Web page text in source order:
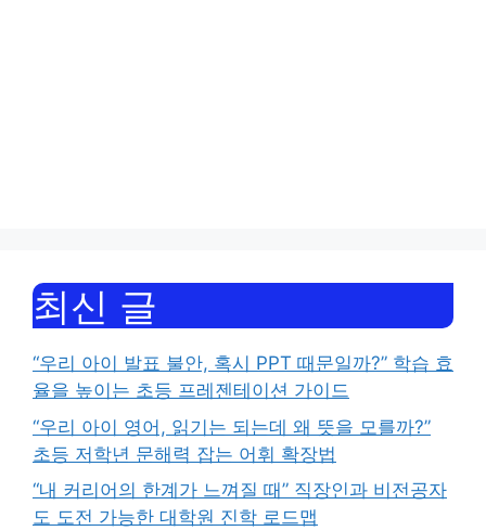
최신 글
“우리 아이 발표 불안, 혹시 PPT 때문일까?” 학습 효
율을 높이는 초등 프레젠테이션 가이드
“우리 아이 영어, 읽기는 되는데 왜 뜻을 모를까?”
초등 저학년 문해력 잡는 어휘 확장법
“내 커리어의 한계가 느껴질 때” 직장인과 비전공자
도 도전 가능한 대학원 진학 로드맵